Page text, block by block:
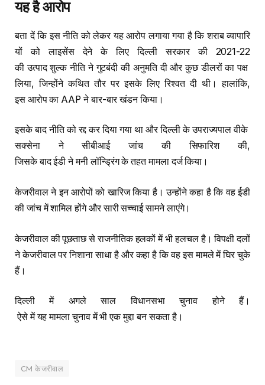
यहहैआरोप
बता दें कि इस नीति को लेकर यह आरोप लगाया गया है कि शराब व्यापारि
यों को लाइसेंस देने के लिए दिल्ली सरकार की 2021-22
की उत्पाद शुल्क नीति ने गुटबंदी की अनुमति दी और कुछ डीलरों का पक्ष
लिया, जिन्होंने कथित तौर पर इसके लिए रिश्वत दी थी। हालांकि,
इस आरोप का AAP ने बार-बार खंडन किया।
इसके बाद नीति को रद्द कर दिया गया था और दिल्ली के उपराज्यपाल वीके
सक्सेना ने सीबीआई जांच की सिफारिश की,
जिसके बाद ईडी ने मनी लॉन्ड्रिंग के तहत मामला दर्ज किया।
केजरीवाल ने इन आरोपों को खारिज किया है। उन्होंने कहा है कि वह ईडी
की जांच में शामिल होंगे और सारी सच्चाई सामने लाएंगे।
केजरीवाल की पूछताछ से राजनीतिक हलकों में भी हलचल है। विपक्षी दलों
ने केजरीवाल पर निशाना साधा है और कहा है कि वह इस मामले में घिर चुके
हैं।
दिल्ली में अगले साल विधानसभा चुनाव होने हैं।
ऐसे में यह मामला चुनाव में भी एक मुद्दा बन सकता है।
CM केजरीवाल